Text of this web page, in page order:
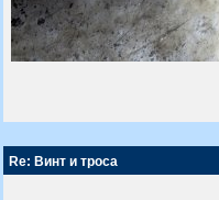
Re: Винт и троса